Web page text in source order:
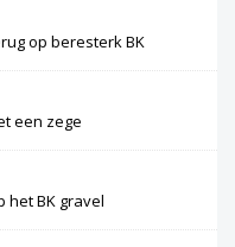
op beresterk BK
een zege
het BK gravel